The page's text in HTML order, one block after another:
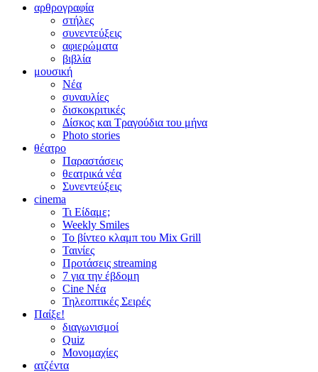
αρθρογραφία
στήλες
συνεντεύξεις
αφιερώματα
βιβλία
μουσική
Νέα
συναυλίες
δισκοκριτικές
Δίσκος και Τραγούδια του μήνα
Photo stories
θέατρο
Παραστάσεις
θεατρικά νέα
Συνεντεύξεις
cinema
Τι Είδαμε;
Weekly Smiles
Το βίντεο κλαμπ του Mix Grill
Ταινίες
Προτάσεις streaming
7 για την έβδομη
Cine Νέα
Τηλεοπτικές Σειρές
Παίξε!
διαγωνισμοί
Quiz
Μονομαχίες
ατζέντα